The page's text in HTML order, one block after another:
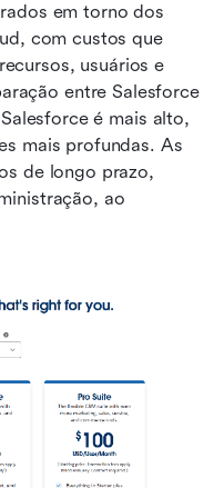
em torno dos
com custos que
usuários e
entre Salesforce
é mais alto,
mais profundas. As
de longo prazo,
ao